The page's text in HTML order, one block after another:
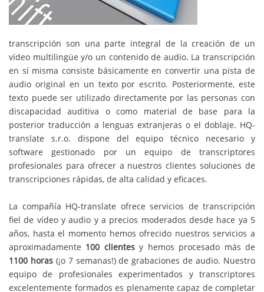
transcripción son una parte integral de la creación de un
vídeo multilingüe y/o un contenido de audio. La transcripción
en sí misma consiste básicamente en convertir una pista de
audio original en un texto por escrito. Posteriormente, este
texto puede ser utilizado directamente por las personas con
discapacidad auditiva o como material de base para la
posterior traducción a lenguas extranjeras o el doblaje. HQ-
translate s.r.o. dispone del equipo técnico necesario y
software gestionado por un equipo de transcriptores
profesionales para ofrecer a nuestros clientes soluciones de
transcripciones rápidas, de alta calidad y eficaces.
La compañía HQ-translate ofrece servicios de transcripción
fiel de vídeo y audio y a precios moderados desde hace ya 5
años, hasta el momento hemos ofrecido nuestros servicios a
aproximadamente 100 clientesy hemos procesado más de
1100 horas(¡o 7 semanas!) de grabaciones de audio. Nuestro
equipo de profesionales experimentados y transcriptores
excelentemente formados es plenamente capaz de completar